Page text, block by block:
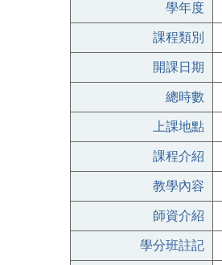
學年度
課程類別
開課日期
總時數
上課地點
課程介紹
教學內容
師資介紹
學分班註記